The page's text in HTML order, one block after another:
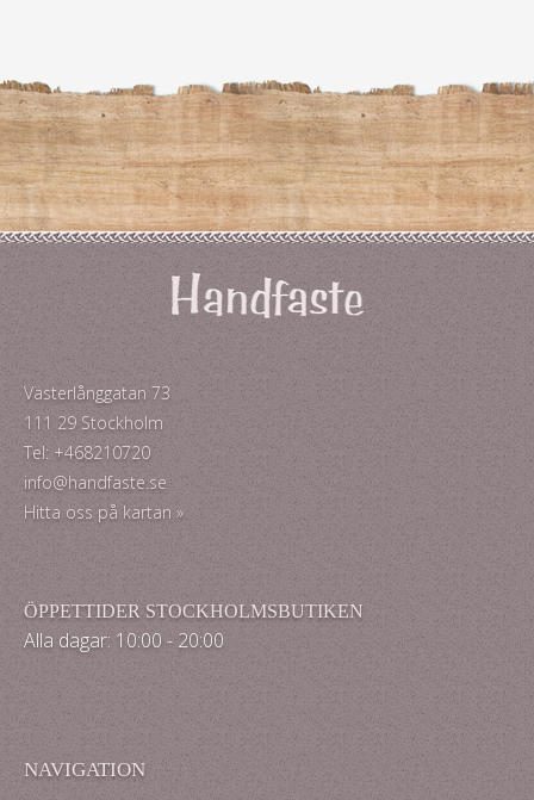
Västerlånggatan 73
111 29 Stockholm
Tel: +468210720
info@handfaste.se
Hitta oss på kartan »
ÖPPETTIDER STOCKHOLMSBUTIKEN
Alla dagar: 10:00 - 20:00
NAVIGATION